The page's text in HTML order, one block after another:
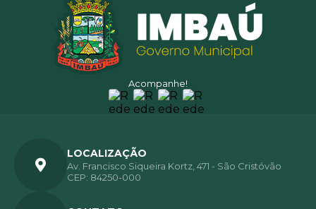
Acompanhe!
LOCALIZAÇÃO
Av. Francisco Siqueira Kortz, 471 - São Cristóvão
CEP: 84250-000